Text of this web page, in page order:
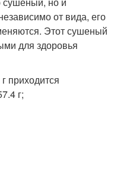
от вида, его
Этот сушеный
для здоровья
приходится
г;